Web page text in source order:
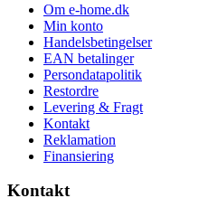
Om e-home.dk
Min konto
Handelsbetingelser
EAN betalinger
Persondatapolitik
Restordre
Levering & Fragt
Kontakt
Reklamation
Finansiering
Kontakt